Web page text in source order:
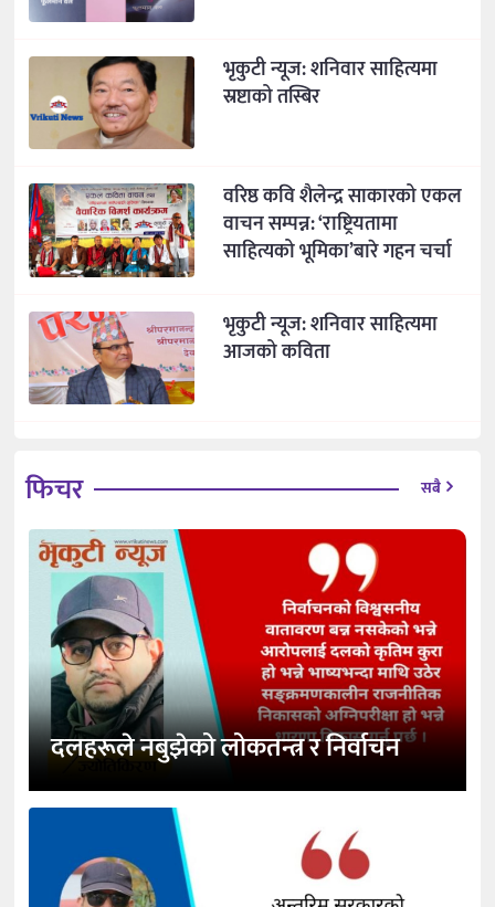
भृकुटी न्यूज: शनिवार साहित्यमा
स्रष्टाको तस्बिर
वरिष्ठ कवि शैलेन्द्र साकारको एकल
वाचन सम्पन्न: ‘राष्ट्रियतामा
साहित्यको भूमिका’बारे गहन चर्चा
भृकुटी न्यूज: शनिवार साहित्यमा
आजको कविता
फिचर सबै
दलहरूले नबुझेको लोकतन्त्र र निर्वाचन